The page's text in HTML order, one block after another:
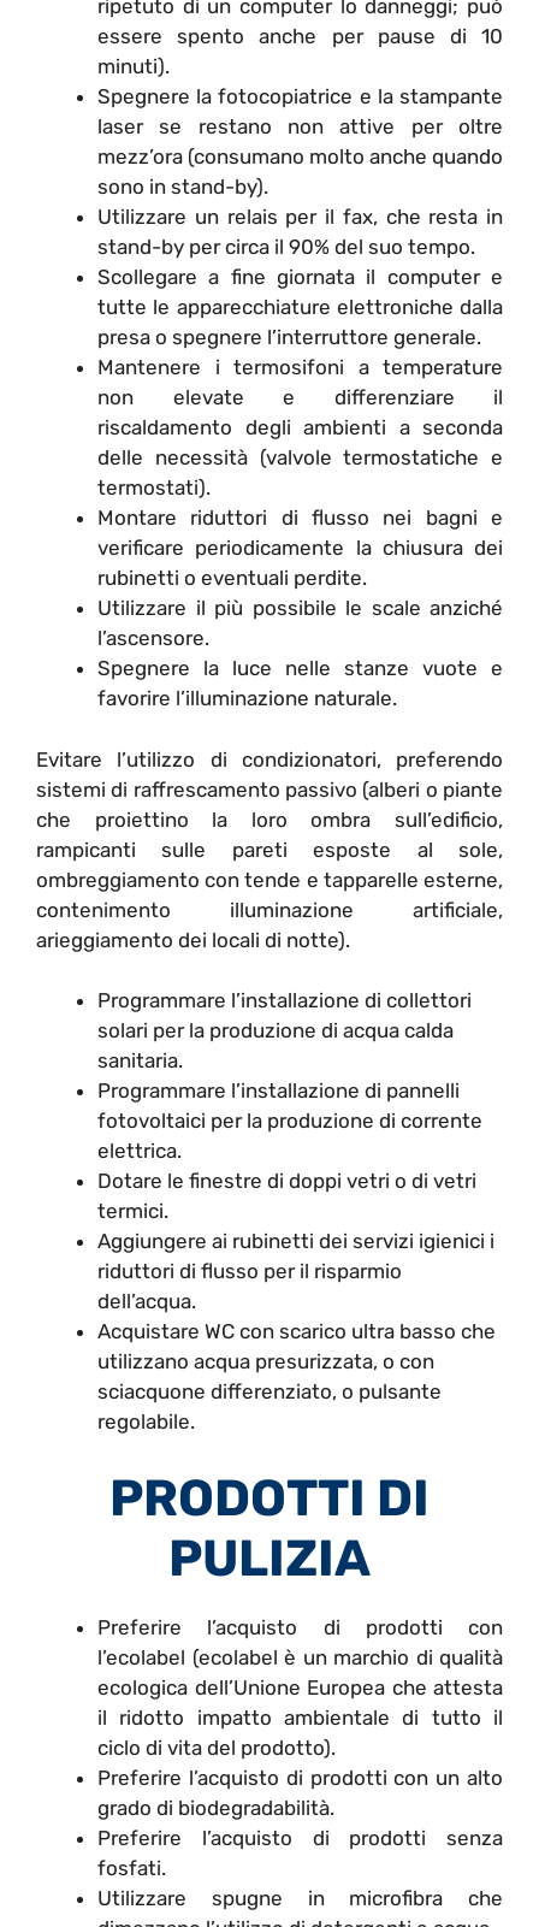
ripetuto di un computer lo danneggi; può
essere spento anche per pause di 10
minuti).
Spegnere la fotocopiatrice e la stampante
laser se restano non attive per oltre
mezz’ora (consumano molto anche quando
sono in stand-by).
Utilizzare un relais per il fax, che resta in
stand-by per circa il 90% del suo tempo.
Scollegare a fine giornata il computer e
tutte le apparecchiature elettroniche dalla
presa o spegnere l’interruttore generale.
Mantenere i termosifoni a temperature
non elevate e differenziare il
riscaldamento degli ambienti a seconda
delle necessità (valvole termostatiche e
termostati).
Montare riduttori di flusso nei bagni e
verificare periodicamente la chiusura dei
rubinetti o eventuali perdite.
Utilizzare il più possibile le scale anziché
l’ascensore.
Spegnere la luce nelle stanze vuote e
favorire l’illuminazione naturale.
Evitare l’utilizzo di condizionatori, preferendo
sistemi di raffrescamento passivo (alberi o piante
che proiettino la loro ombra sull’edificio,
rampicanti sulle pareti esposte al sole,
ombreggiamento con tende e tapparelle esterne,
contenimento illuminazione artificiale,
arieggiamento dei locali di notte).
Programmare l’installazione di collettori
solari per la produzione di acqua calda
sanitaria.
Programmare l’installazione di pannelli
fotovoltaici per la produzione di corrente
elettrica.
Dotare le finestre di doppi vetri o di vetri
termici.
Aggiungere ai rubinetti dei servizi igienici i
riduttori di flusso per il risparmio
dell’acqua.
Acquistare WC con scarico ultra basso che
utilizzano acqua presurizzata, o con
sciacquone differenziato, o pulsante
regolabile.
PRODOTTI DI
PULIZIA
Preferire l’acquisto di prodotti con
l’ecolabel (ecolabel è un marchio di qualità
ecologica dell’Unione Europea che attesta
il ridotto impatto ambientale di tutto il
ciclo di vita del prodotto).
Preferire l’acquisto di prodotti con un alto
grado di biodegradabilità.
Preferire l’acquisto di prodotti senza
fosfati.
Utilizzare spugne in microfibra che